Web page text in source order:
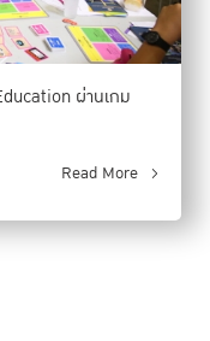
ผ่านเกม
Read More